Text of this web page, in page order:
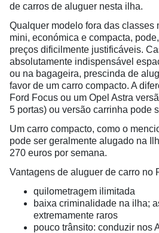
de carros de aluguer nesta ilha.
Qualquer modelo fora das classes
mini, económica e compacta,
preços dificilmente justificáveis.
absolutamente indispensável
ou na bagageira, prescinda de
favor de um carro compacto. A
Ford Focus ou um Opel Astra
5 portas) ou versão carrinha pode
Um carro compacto, como o
pode ser geralmente alugado na
270 euros por semana.
Vantagens de aluguer de carro no
quilometragem ilimitada
baixa criminalidade na ilha;
extremamente raros
pouco trânsito: conduzir nos